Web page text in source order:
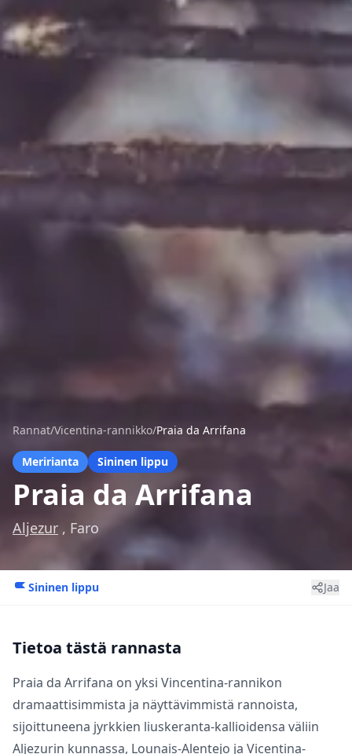
Rannat/Vicentina-rannikko/Praia da Arrifana
Meririanta Sininen lippu
Praia da Arrifana
Aljezur , Faro
Sininen lippu Jaa
Tietoa tästä rannasta
Praia da Arrifana on yksi Vincentina-rannikon
dramaattisimmista ja näyttävimmistä rannoista,
sijoittuneena jyrkkien liuskeranta-kallioidensa väliin
Aljezurin kunnassa, Lounais-Alentejo ja Vicentina-